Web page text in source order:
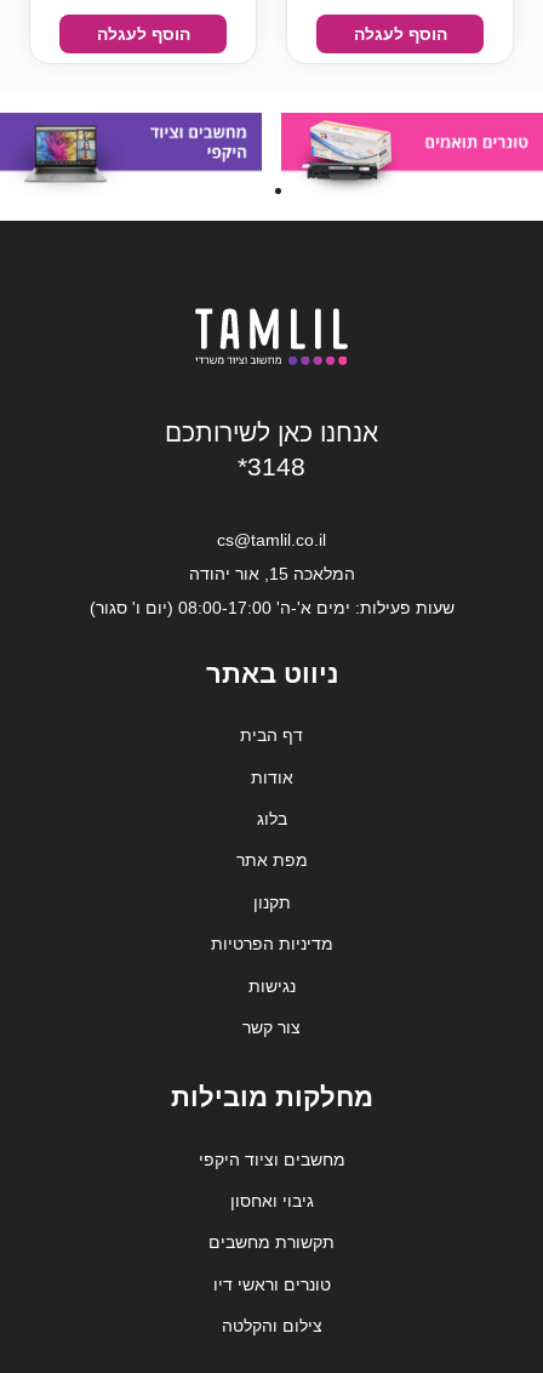
הוסף לעגלה הוסף לעגלה
אנחנו כאן לשירותכם
*3148
cs@tamlil.co.il
המלאכה 15, אור יהודה
שעות פעילות: ימים א'-ה' 08:00-17:00 (יום ו' סגור)
ניווט באתר
דף הבית
אודות
בלוג
מפת אתר
תקנון
מדיניות הפרטיות
נגישות
צור קשר
מחלקות מובילות
מחשבים וציוד היקפי
גיבוי ואחסון
תקשורת מחשבים
טונרים וראשי דיו
צילום והקלטה